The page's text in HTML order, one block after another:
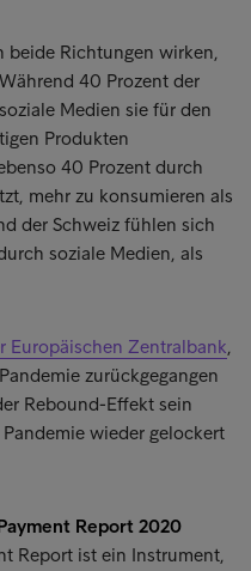
beide Richtungen wirken,
40 Prozent der
Medien sie für den
Produkten
40 Prozent durch
mehr zu konsumieren als
der Schweiz fühlen sich
soziale Medien, als
Europäischen Zentralbank,
zurückgegangen
Rebound-Effekt sein
wieder gelockert
Report 2020
Report ist ein Instrument,